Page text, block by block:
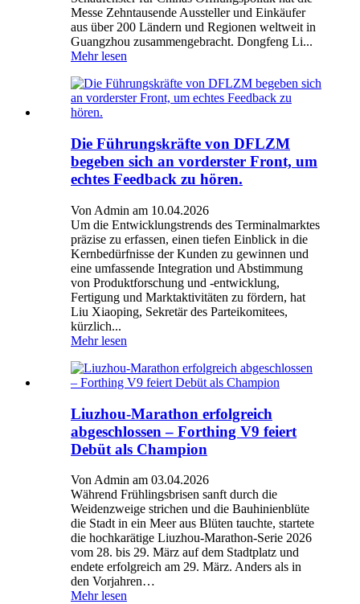
Messe Zehntausende Aussteller und Einkäufer
aus über 200 Ländern und Regionen weltweit in
Guangzhou zusammengebracht. Dongfeng Li...
Mehr lesen
Die Führungskräfte von DFLZM
begeben sich an vorderster Front, um
echtes Feedback zu hören.
Von Admin am 10.04.2026
Um die Entwicklungstrends des Terminalmarktes
präzise zu erfassen, einen tiefen Einblick in die
Kernbedürfnisse der Kunden zu gewinnen und
eine umfassende Integration und Abstimmung
von Produktforschung und -entwicklung,
Fertigung und Marktaktivitäten zu fördern, hat
Liu Xiaoping, Sekretär des Parteikomitees,
kürzlich...
Mehr lesen
Liuzhou-Marathon erfolgreich
abgeschlossen – Forthing V9 feiert
Debüt als Champion
Von Admin am 03.04.2026
Während Frühlingsbrisen sanft durch die
Weidenzweige strichen und die Bauhinienblüte
die Stadt in ein Meer aus Blüten tauchte, startete
die hochkarätige Liuzhou-Marathon-Serie 2026
vom 28. bis 29. März auf dem Stadtplatz und
endete erfolgreich am 29. März. Anders als in
den Vorjahren…
Mehr lesen